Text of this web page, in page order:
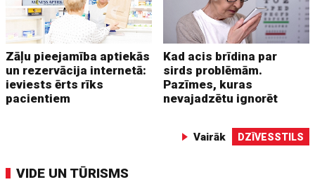
Zāļu pieejamība aptiekās
un rezervācija internetā:
ieviests ērts rīks
pacientiem
Kad acis brīdina par
sirds problēmām.
Pazīmes, kuras
nevajadzētu ignorēt
Vairāk DZĪVESSTILS
VIDE UN TŪRISMS